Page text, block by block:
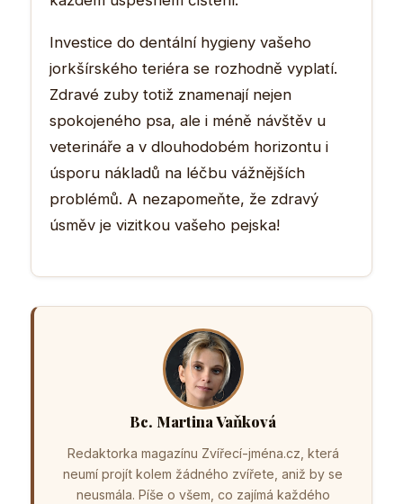
Investice do dentální hygieny vašeho
jorkšírského teriéra se rozhodně vyplatí.
Zdravé zuby totiž znamenají nejen
spokojeného psa, ale i méně návštěv u
veterináře a v dlouhodobém horizontu i
úsporu nákladů na léčbu vážnějších
problémů. A nezapomeňte, že zdravý
úsměv je vizitkou vašeho pejska!
Bc. Martina Vaňková
Redaktorka magazínu Zvířecí-jména.cz, která
neumí projít kolem žádného zvířete, aniž by se
neusmála. Píše o všem, co zajímá každého